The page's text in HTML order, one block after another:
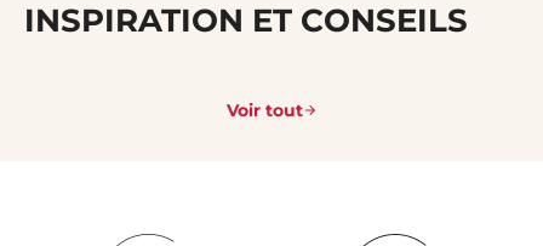
INSPIRATION ET CONSEILS
Voir tout